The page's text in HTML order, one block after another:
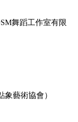
舞蹈工作室有限
象藝術協會）